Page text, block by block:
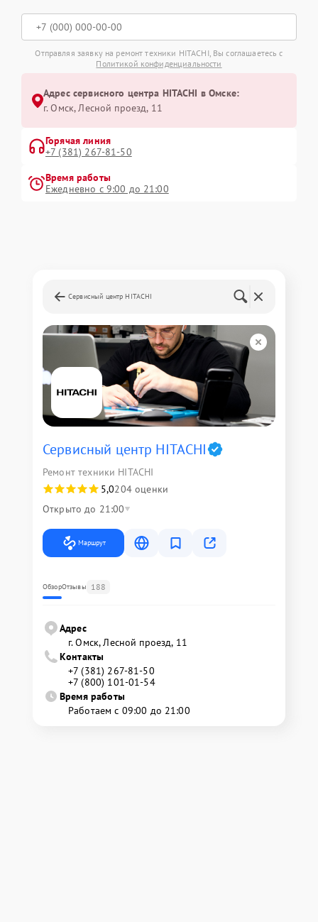
Отправляя заявку на ремонт техники HITACHI, Вы соглашаетесь с
Политикой конфиденциальности
Адрес сервисного центра HITACHI в Омске:
г. Омск, ​Лесной проезд, 11
Горячая линия
+7 (381) 267-81-50
Время работы
Ежедневно с 9:00 до 21:00
Сервисный центр HITACHI
Сервисный центр HITACHI
Ремонт техники HITACHI
5,0204 оценки
Открыто до 21:00
Маршрут
ОбзорОтзывы 188
Адрес
г. Омск, ​Лесной проезд, 11
Контакты
+7 (381) 267-81-50
+7 (800) 101-01-54
Время работы
Работаем с 09:00 до 21:00